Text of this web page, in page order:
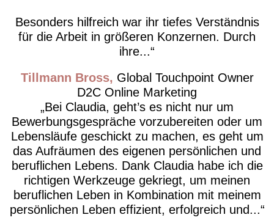
Besonders hilfreich war ihr tiefes Verständnis
für die Arbeit in größeren Konzernen. Durch
ihre...
Tillmann Bross
Global Touchpoint Owner
D2C Online Marketing
Bei Claudia, geht’s es nicht nur um
Bewerbungsgespräche vorzubereiten oder um
Lebensläufe geschickt zu machen, es geht um
das Aufräumen des eigenen persönlichen und
beruflichen Lebens. Dank Claudia habe ich die
richtigen Werkzeuge gekriegt, um meinen
beruflichen Leben in Kombination mit meinem
persönlichen Leben effizient, erfolgreich und...